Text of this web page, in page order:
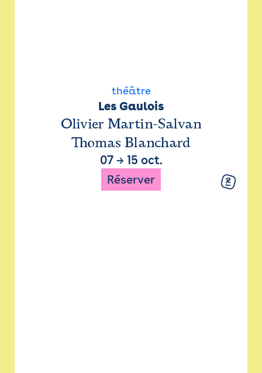
théâtre
Les Gaulois
Olivier Martin-Salvan
Thomas Blanchard
07→ 15 oct.
Réserver